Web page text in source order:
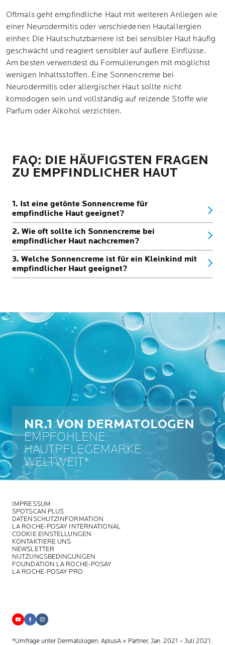
Oftmals geht empfindliche Haut mit weiteren Anliegen wie
einer Neurodermitis oder verschiedenen Hautallergien
einher. Die Hautschutzbarriere ist bei sensibler Haut häufig
geschwächt und reagiert sensibler auf äußere Einflüsse.
Am besten verwendest du Formulierungen mit möglichst
wenigen Inhaltsstoffen. Eine Sonnencreme bei
Neurodermitis oder allergischer Haut sollte nicht
komodogen sein und vollständig auf reizende Stoffe wie
Parfum oder Alkohol verzichten.
FAQ: DIE HÄUFIGSTEN FRAGEN
ZU EMPFINDLICHER HAUT
1. Ist eine getönte Sonnencreme für
empfindliche Haut geeignet?
2. Wie oft sollte ich Sonnencreme bei
empfindlicher Haut nachcremen?
3. Welche Sonnencreme ist für ein Kleinkind mit
empfindlicher Haut geeignet?
NR.1 VON DERMATOLOGEN
EMPFOHLENE
HAUTPFLEGEMARKE
WELTWEIT*
IMPRESSUM
SPOTSCAN PLUS
DATENSCHUTZINFORMATION
LA ROCHE-POSAY INTERNATIONAL
COOKIE EINSTELLUNGEN
KONTAKTIERE UNS
NEWSLETTER
NUTZUNGSBEDINGUNGEN
FOUNDATION LA ROCHE-POSAY
LA ROCHE-POSAY PRO
*Umfrage unter Dermatologen, AplusA + Partner, Jan. 2021 – Juli 2021,